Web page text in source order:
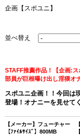
企画【スポユニ】
並べ替え
STAFF推薦作品！【企画:
部員が巨根曝け出し淫猥オ
スポユニ企画！！今回は
登場！オナニーを見せて
【メーカー】フューチャー
【ﾌｧｲﾙｻｲｽﾞ】800MB